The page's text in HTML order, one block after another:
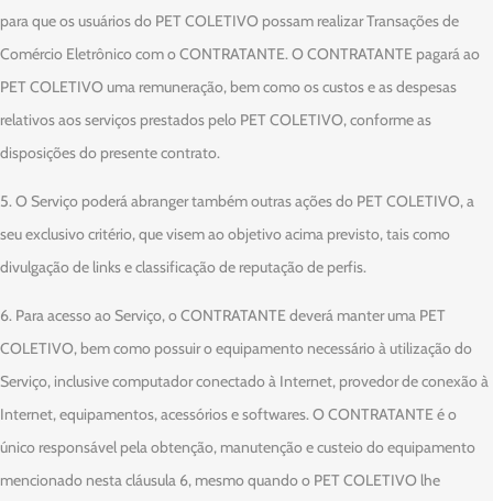
para que os usuários do PET COLETIVO possam realizar Transações de
Comércio Eletrônico com o CONTRATANTE. O CONTRATANTE pagará ao
PET COLETIVO uma remuneração, bem como os custos e as despesas
relativos aos serviços prestados pelo PET COLETIVO, conforme as
disposições do presente contrato.
5. O Serviço poderá abranger também outras ações do PET COLETIVO, a
seu exclusivo critério, que visem ao objetivo acima previsto, tais como
divulgação de links e classificação de reputação de perfis.
6. Para acesso ao Serviço, o CONTRATANTE deverá manter uma PET
COLETIVO, bem como possuir o equipamento necessário à utilização do
Serviço, inclusive computador conectado à Internet, provedor de conexão à
Internet, equipamentos, acessórios e softwares. O CONTRATANTE é o
único responsável pela obtenção, manutenção e custeio do equipamento
mencionado nesta cláusula 6, mesmo quando o PET COLETIVO lhe